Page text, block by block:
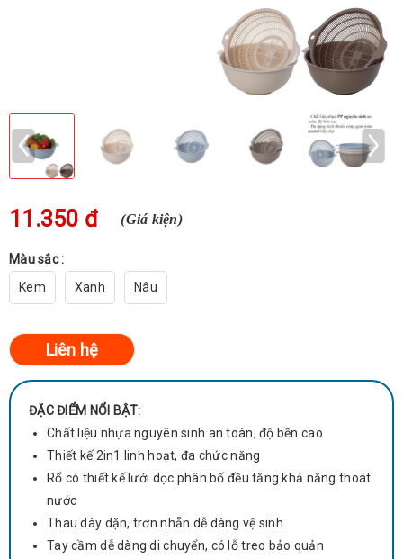
ĐẶC ĐIỂM NỔI BẬT:
Chất liệu nhựa nguyên sinh an toàn, độ bền cao
Thiết kế 2in1 linh hoạt, đa chức năng
Rổ có thiết kế lưới dọc phân bố đều tăng khả năng thoát
nước
Thau dày dặn, trơn nhẵn dễ dàng vệ sinh
Tay cầm dễ dàng di chuyển, có lỗ treo bảo quản
11.350 đ (Giá kiện)
Màu sắc :
Kem
Xanh Nâu